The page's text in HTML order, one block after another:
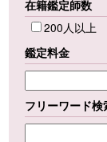
在籍鑑定師数
200人以上
鑑定料金
フリーワード検